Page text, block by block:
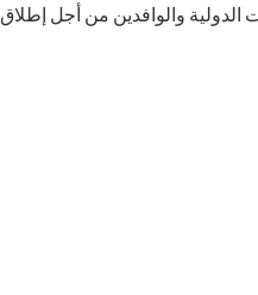
الدولية والوافدين من أجل إطلاق